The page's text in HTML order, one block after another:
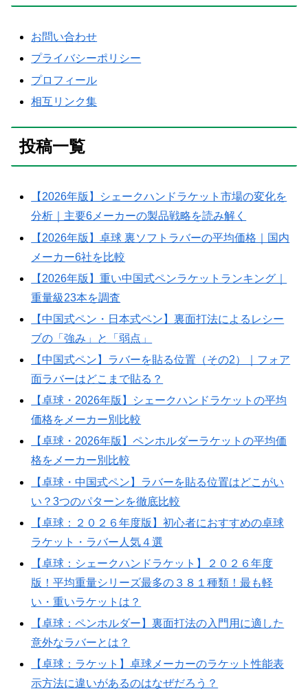
お問い合わせ
プライバシーポリシー
プロフィール
相互リンク集
投稿一覧
【2026年版】シェークハンドラケット市場の変化を
分析｜主要6メーカーの製品戦略を読み解く
【2026年版】卓球 裏ソフトラバーの平均価格｜国内
メーカー6社を比較
【2026年版】重い中国式ペンラケットランキング｜
重量級23本を調査
【中国式ペン・日本式ペン】裏面打法によるレシー
ブの「強み」と「弱点」
【中国式ペン】ラバーを貼る位置（その2）｜フォア
面ラバーはどこまで貼る？
【卓球・2026年版】シェークハンドラケットの平均
価格をメーカー別比較
【卓球・2026年版】ペンホルダーラケットの平均価
格をメーカー別比較
【卓球・中国式ペン】ラバーを貼る位置はどこがい
い？3つのパターンを徹底比較
【卓球：２０２６年度版】初心者におすすめの卓球
ラケット・ラバー人気４選
【卓球：シェークハンドラケット】２０２６年度
版！平均重量シリーズ最多の３８１種類！最も軽
い・重いラケットは？
【卓球：ペンホルダー】裏面打法の入門用に適した
意外なラバーとは？
【卓球：ラケット】卓球メーカーのラケット性能表
示方法に違いがあるのはなぜだろう？